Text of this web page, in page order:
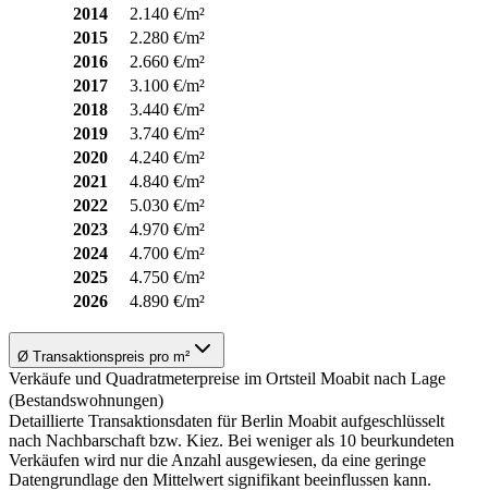
2014
2.140 €/m²
2015
2.280 €/m²
2016
2.660 €/m²
2017
3.100 €/m²
2018
3.440 €/m²
2019
3.740 €/m²
2020
4.240 €/m²
2021
4.840 €/m²
2022
5.030 €/m²
2023
4.970 €/m²
2024
4.700 €/m²
2025
4.750 €/m²
2026
4.890 €/m²
Ø Transaktionspreis pro m²
Verkäufe und Quadratmeterpreise im Ortsteil Moabit nach Lage
(Bestandswohnungen)
Detaillierte Transaktionsdaten für Berlin Moabit aufgeschlüsselt
nach Nachbarschaft bzw. Kiez. Bei weniger als 10 beurkundeten
Verkäufen wird nur die Anzahl ausgewiesen, da eine geringe
Datengrundlage den Mittelwert signifikant beeinflussen kann.